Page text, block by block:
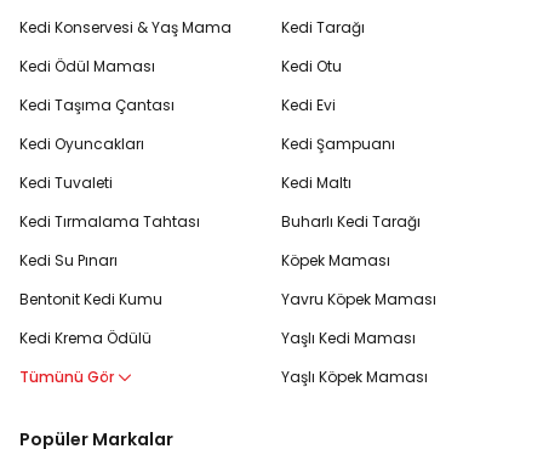
Kedi Konservesi & Yaş Mama
Kedi Ödül Maması
Kedi Taşıma Çantası
Kedi Oyuncakları
Kedi Tuvaleti
Kedi Tırmalama Tahtası
Kedi Su Pınarı
Bentonit Kedi Kumu
Kedi Krema Ödülü
Tümünü Gör
Kedi Tarağı
Kedi Otu
Kedi Evi
Kedi Şampuanı
Kedi Maltı
Buharlı Kedi Tarağı
Köpek Maması
Yavru Köpek Maması
Yaşlı Kedi Maması
Yaşlı Köpek Maması
Popüler Markalar